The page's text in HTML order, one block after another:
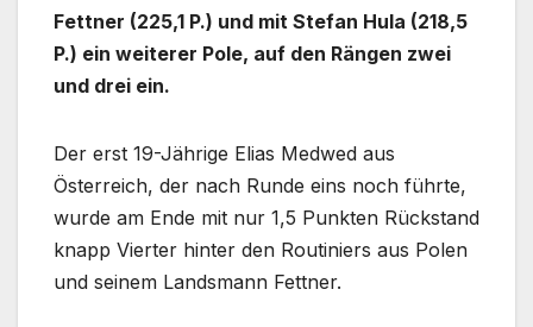
Fettner (225,1 P.) und mit Stefan Hula (218,5
P.) ein weiterer Pole, auf den Rängen zwei
und drei ein.
Der erst 19-Jährige Elias Medwed aus
Österreich, der nach Runde eins noch führte,
wurde am Ende mit nur 1,5 Punkten Rückstand
knapp Vierter hinter den Routiniers aus Polen
und seinem Landsmann Fettner.